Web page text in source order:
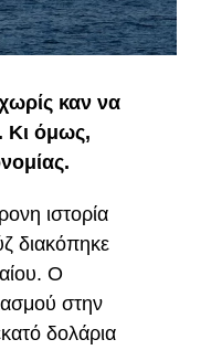
καν να
Κι όμως,
ιστορία
διακόπηκε
Ο
στην
δολάρια